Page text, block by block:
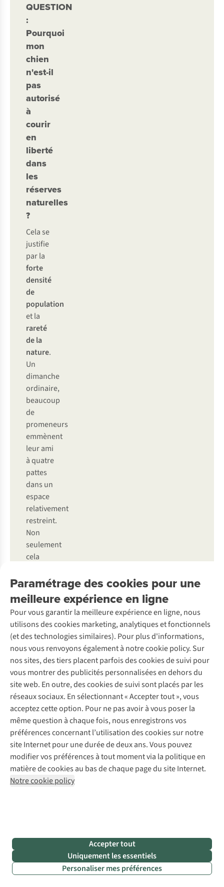
QUESTION
:
Pourquoi
mon
chien
n'est-il
pas
autorisé
à
courir
en
liberté
dans
les
réserves
naturelles
?
Cela se
justifie
par la
forte
densité
de
population
et la
rareté
de la
nature.
Un
dimanche
ordinaire,
beaucoup
de
promeneurs
emmènent
leur ami
à quatre
pattes
dans un
espace
relativement
restreint.
Non
seulement
cela
de
perturber
les
animaux
sauvages
et
plantes
fragiles,
mais les
autres
randonneurs
ne sont
pas
toujours
ravis
lorsqu’un
chien
en
Paramétrage des cookies pour une
meilleure expérience en ligne
Pour vous garantir la meilleure expérience en ligne, nous
utilisons des cookies marketing, analytiques et fonctionnels
(et des technologies similaires). Pour plus d'informations,
nous vous renvoyons également à notre cookie policy. Sur
nos sites, des tiers placent parfois des cookies de suivi pour
vous montrer des publicités personnalisées en dehors du
site web. En outre, des cookies de suivi sont placés par les
réseaux sociaux. En sélectionnant « Accepter tout », vous
acceptez cette option. Pour ne pas avoir à vous poser la
même question à chaque fois, nous enregistrons vos
préférences concernant l’utilisation des cookies sur notre
site Internet pour une durée de deux ans. Vous pouvez
modifier vos préférences à tout moment via la politique en
matière de cookies au bas de chaque page du site Internet.
Notre cookie policy
Accepter tout
Uniquement les essentiels
Personaliser mes préférences